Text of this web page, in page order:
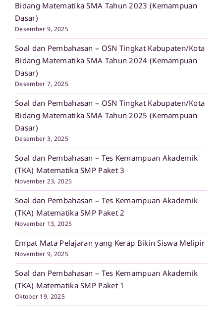
Bidang Matematika SMA Tahun 2023 (Kemampuan
Dasar)
Desember 9, 2025
Soal dan Pembahasan – OSN Tingkat Kabupaten/Kota
Bidang Matematika SMA Tahun 2024 (Kemampuan
Dasar)
Desember 7, 2025
Soal dan Pembahasan – OSN Tingkat Kabupaten/Kota
Bidang Matematika SMA Tahun 2025 (Kemampuan
Dasar)
Desember 3, 2025
Soal dan Pembahasan – Tes Kemampuan Akademik
(TKA) Matematika SMP Paket 3
November 23, 2025
Soal dan Pembahasan – Tes Kemampuan Akademik
(TKA) Matematika SMP Paket 2
November 13, 2025
Empat Mata Pelajaran yang Kerap Bikin Siswa Melipir
November 9, 2025
Soal dan Pembahasan – Tes Kemampuan Akademik
(TKA) Matematika SMP Paket 1
Oktober 19, 2025